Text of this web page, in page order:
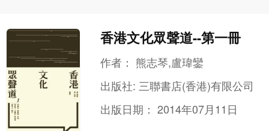
香港文化眾聲道--第一冊
作者： 熊志琴,盧瑋鑾
出版社: 三聯書店(香港)有限公司
出版日期：2014年07月11日